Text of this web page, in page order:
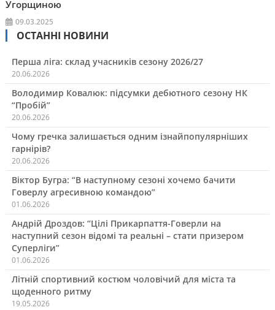
Угорщиною
09.03.2025
ОСТАННІ НОВИНИ
Перша ліга: склад учасників сезону 2026/27
20.06.2026
Володимир Ковалюк: підсумки дебютного сезону НК
“Пробій”
20.06.2026
Чому гречка залишається одним ізнайпопулярніших
гарнірів?
20.06.2026
Віктор Бугра: “В наступному сезоні хочемо бачити
Говерлу агресивною командою”
01.06.2026
Андрій Дроздов: “Цілі Прикарпаття-Говерли на
наступний сезон відомі та реальні – стати призером
Суперліги”
01.06.2026
Літній спортивний костюм чоловічий для міста та
щоденного ритму
19.05.2026